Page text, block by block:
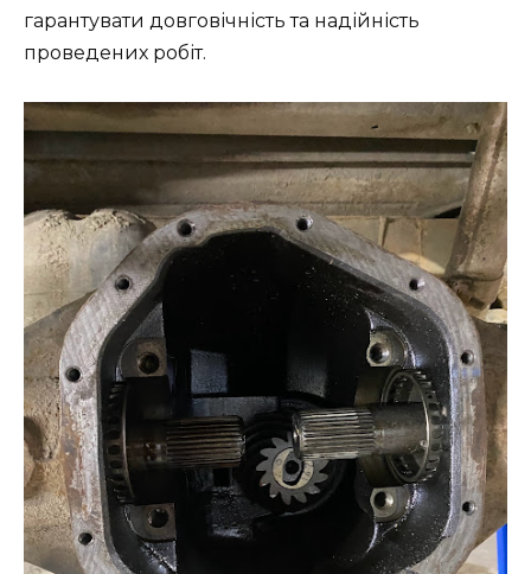
гарантувати довговічність та надійність
проведених робіт.